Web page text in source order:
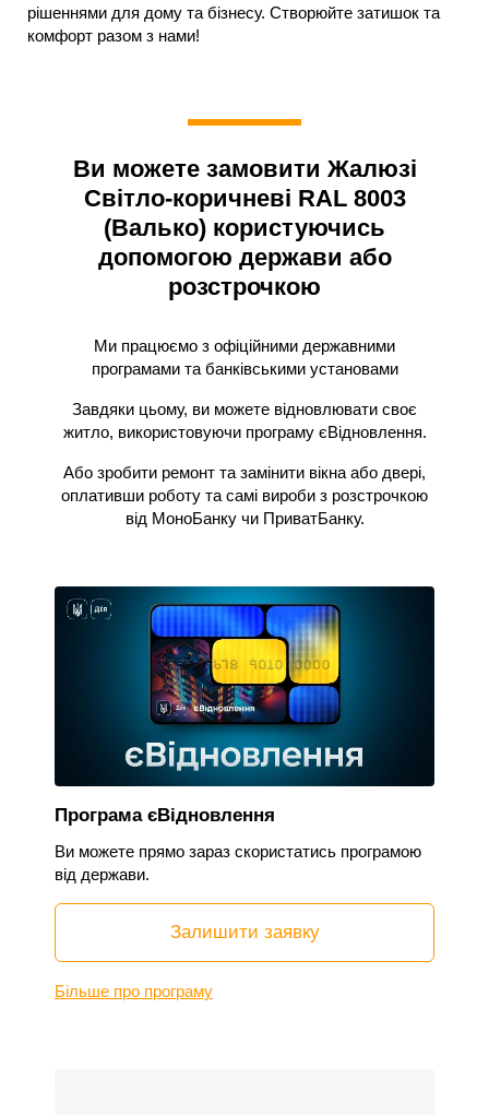
рішеннями для дому та бізнесу. Створюйте затишок та
комфорт разом з нами!
Ви можете замовити Жалюзі
Світло-коричневі RAL 8003
(Валько) користуючись
допомогою держави або
розстрочкою
Ми працюємо з офіційними державними
програмами та банківськими установами
Завдяки цьому, ви можете відновлювати своє
житло, використовуючи програму єВідновлення.
Або зробити ремонт та замінити вікна або двері,
оплативши роботу та самі вироби з розстрочкою
від МоноБанку чи ПриватБанку.
Програма єВідновлення
Ви можете прямо зараз скористатись програмою
від держави.
Залишити заявку
Більше про програму